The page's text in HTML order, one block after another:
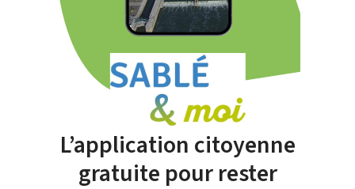
L’application citoyenne
gratuite pour rester